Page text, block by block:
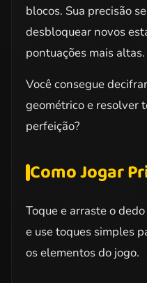
blocos. Sua precisão
desbloquear novos
pontuações mais altas.
Você consegue
geométrico e resolver
perfeição?
Como Jogar
Toque e arraste o
e use toques simples
os elementos do jogo.